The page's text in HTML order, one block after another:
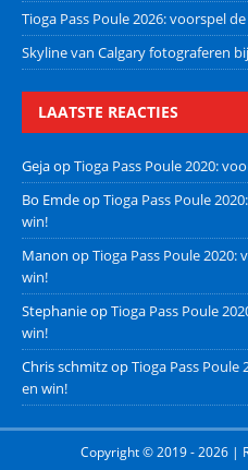
Tioga Pass Poule 2026: voorspel
Skyline van Calgary fotograferen
LAATSTE REACTIES
GejaopTioga Pass Poule 2020:
Bo EmdeopTioga Pass Poule
win!
Manon opTioga Pass Poule
win!
StephanieopTioga Pass Poule
win!
Chris schmitzopTioga Pass
en win!
Copyright © 2019 - 2026 |